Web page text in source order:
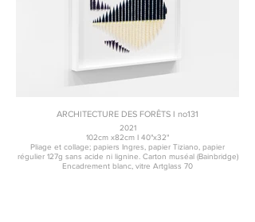
ARCHITECTURE DES FORÊTS I no131
2021
102cm x82cm I 40"x32"
Pliage et collage; papiers Ingres, papier Tiziano, papier
régulier 127g sans acide ni lignine. Carton muséal (Bainbridge)
Encadrement blanc, vitre Artglass 70